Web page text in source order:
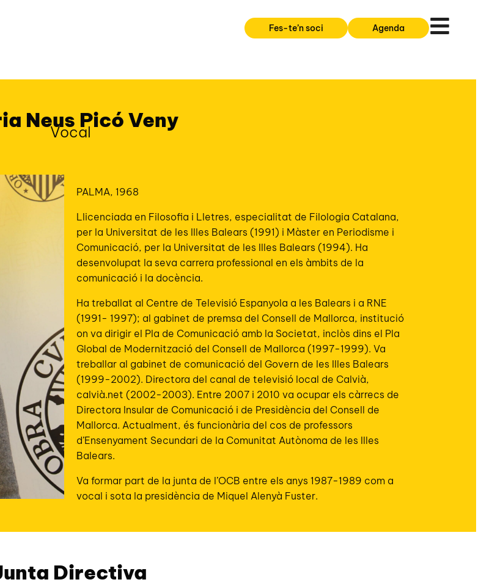
Fes-te’n soci Agenda
Neus Picó Veny
Vocal
PALMA, 1968
Llicenciada en Filosofia i Lletres, especialitat de Filologia Catalana,
per la Universitat de les Illes Balears (1991) i Màster en Periodisme i
Comunicació, per la Universitat de les Illes Balears (1994). Ha
desenvolupat la seva carrera professional en els àmbits de la
comunicació i la docència.
Ha treballat al Centre de Televisió Espanyola a les Balears i a RNE
(1991- 1997); al gabinet de premsa del Consell de Mallorca, institució
on va dirigir el Pla de Comunicació amb la Societat, inclòs dins el Pla
Global de Modernització del Consell de Mallorca (1997-1999). Va
treballar al gabinet de comunicació del Govern de les Illes Balears
(1999-2002). Directora del canal de televisió local de Calvià,
calvià.net (2002-2003). Entre 2007 i 2010 va ocupar els càrrecs de
Directora Insular de Comunicació i de Presidència del Consell de
Mallorca. Actualment, és funcionària del cos de professors
d’Ensenyament Secundari de la Comunitat Autònoma de les Illes
Balears.
Va formar part de la junta de l’OCB entre els anys 1987-1989 com a
vocal i sota la presidència de Miquel Alenyà Fuster.
Directiva